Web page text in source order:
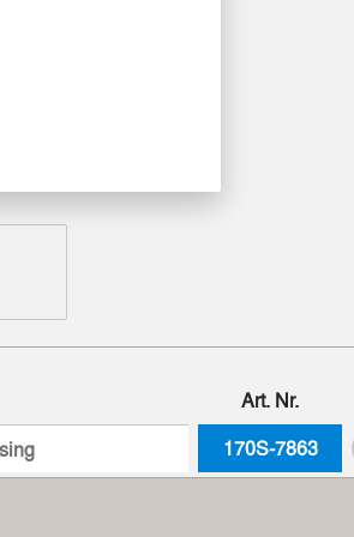
Art. Nr.
170S-7863